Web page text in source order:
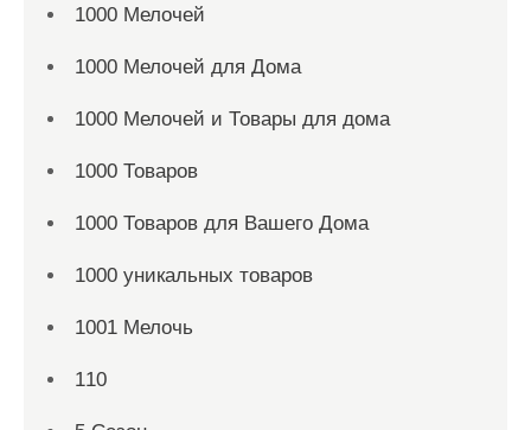
1000 Мелочей
1000 Мелочей для Дома
1000 Мелочей и Товары для дома
1000 Товаров
1000 Товаров для Вашего Дома
1000 уникальных товаров
1001 Мелочь
110